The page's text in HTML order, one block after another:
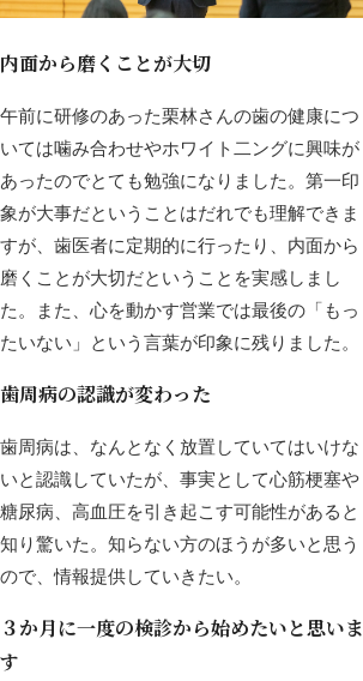
内面から磨くことが大切
午前に研修のあった栗林さんの歯の健康につ
いては噛み合わせやホワイト二ングに興味が
あったのでとても勉強になりました。第一印
象が大事だということはだれでも理解できま
すが、歯医者に定期的に行ったり、内面から
磨くことが大切だということを実感しまし
た。また、心を動かす営業では最後の「もっ
たいない」という言葉が印象に残りました。
歯周病の認識が変わった
歯周病は、なんとなく放置していてはいけな
いと認識していたが、事実として心筋梗塞や
糖尿病、高血圧を引き起こす可能性があると
知り驚いた。知らない方のほうが多いと思う
ので、情報提供していきたい。
３か月に一度の検診から始めたいと思いま
す